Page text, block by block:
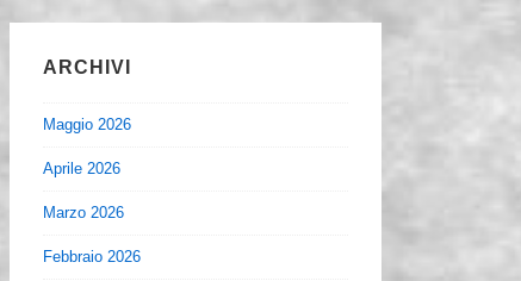
ARCHIVI
Maggio 2026
Aprile 2026
Marzo 2026
Febbraio 2026